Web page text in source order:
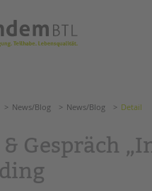
FRÜHE HILFEN
BTL News/Blog
News/Blog News/Blog Detail
Gespräch